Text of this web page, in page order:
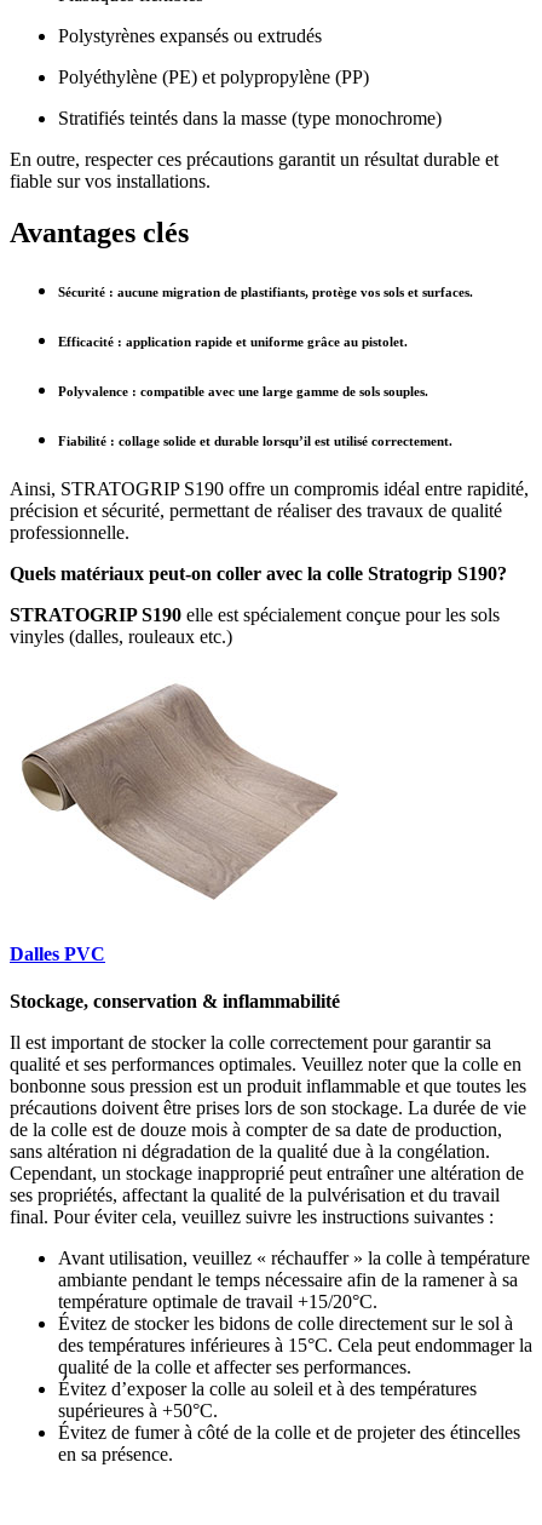
Polystyrènes expansés ou extrudés
Polyéthylène (PE) et polypropylène (PP)
Stratifiés teintés dans la masse (type monochrome)
En outre, respecter ces précautions garantit un résultat durable et
fiable sur vos installations.
Avantages clés
Sécurité : aucune migration de plastifiants, protège vos sols et surfaces.
Efficacité : application rapide et uniforme grâce au pistolet.
Polyvalence : compatible avec une large gamme de sols souples.
Fiabilité : collage solide et durable lorsqu’il est utilisé correctement.
Ainsi, STRATOGRIP S190 offre un compromis idéal entre rapidité,
précision et sécurité, permettant de réaliser des travaux de qualité
professionnelle.
Quels matériaux peut-on coller avec la colle Stratogrip S190?
STRATOGRIP S190 elle est spécialement conçue pour les sols
vinyles (dalles, rouleaux etc.)
Dalles PVC
Stockage, conservation & inflammabilité
Il est important de stocker la colle correctement pour garantir sa
qualité et ses performances optimales. Veuillez noter que la colle en
bonbonne sous pression est un produit inflammable et que toutes les
précautions doivent être prises lors de son stockage. La durée de vie
de la colle est de douze mois à compter de sa date de production,
sans altération ni dégradation de la qualité due à la congélation.
Cependant, un stockage inapproprié peut entraîner une altération de
ses propriétés, affectant la qualité de la pulvérisation et du travail
final. Pour éviter cela, veuillez suivre les instructions suivantes :
Avant utilisation, veuillez « réchauffer » la colle à température
ambiante pendant le temps nécessaire afin de la ramener à sa
température optimale de travail +15/20°C.
Évitez de stocker les bidons de colle directement sur le sol à
des températures inférieures à 15°C. Cela peut endommager la
qualité de la colle et affecter ses performances.
Évitez d’exposer la colle au soleil et à des températures
supérieures à +50°C.
Évitez de fumer à côté de la colle et de projeter des étincelles
en sa présence.